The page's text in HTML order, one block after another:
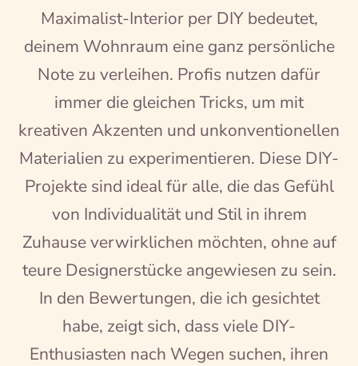
Maximalist-Interior per DIY bedeutet,
deinem Wohnraum eine ganz persönliche
Note zu verleihen. Profis nutzen dafür
immer die gleichen Tricks, um mit
kreativen Akzenten und unkonventionellen
Materialien zu experimentieren. Diese DIY-
Projekte sind ideal für alle, die das Gefühl
von Individualität und Stil in ihrem
Zuhause verwirklichen möchten, ohne auf
teure Designerstücke angewiesen zu sein.
In den Bewertungen, die ich gesichtet
habe, zeigt sich, dass viele DIY-
Enthusiasten nach Wegen suchen, ihren